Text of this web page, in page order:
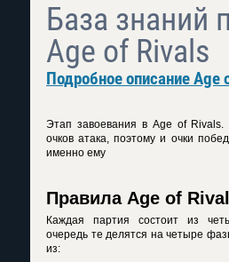
База знаний
Age of Rivals
Подробное описание Age
Этап завоевания в Age of Rivals.
очков атака, поэтому и очки
именно ему
Правила Age of
Каждая партия состоит из
очередь те делятся на четыре
из: